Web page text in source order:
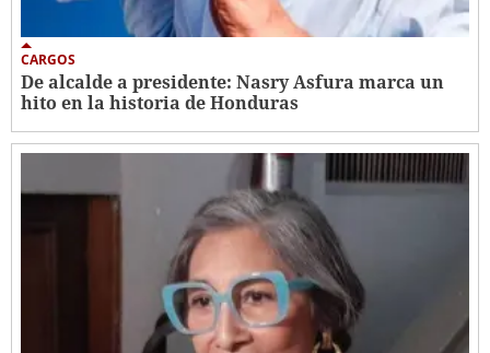
CARGOS
De alcalde a presidente: Nasry Asfura marca un
hito en la historia de Honduras